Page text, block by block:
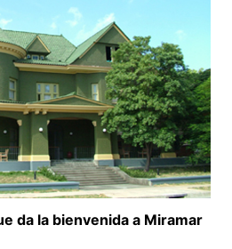
da la bienvenida a Miramar